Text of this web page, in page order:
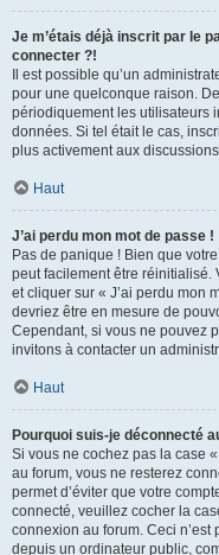
Je m’étais déjà inscrit par le
connecter ?!
Il est possible qu’un
pour une quelconque raison.
périodiquement les utilisateurs
données. Si tel était le cas,
plus activement aux
Haut
J’ai perdu mon mot de passe !
Pas de panique ! Bien que
peut facilement être réinitialisé.
et cliquer sur « J’ai perdu mon
devriez être en mesure de
Cependant, si vous ne pouvez
invitons à contacter un
Haut
Pourquoi suis-je déconnecté
Si vous ne cochez pas la case
au forum, vous ne resterez
permet d’éviter que votre
connecté, veuillez cocher la
connexion au forum. Ceci
depuis un ordinateur public,